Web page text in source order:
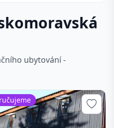
ubytování -